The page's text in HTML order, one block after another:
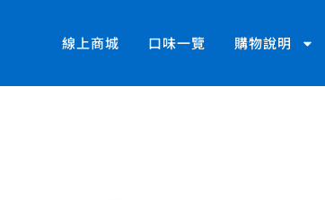
線上商城 口味一覽 購物說明